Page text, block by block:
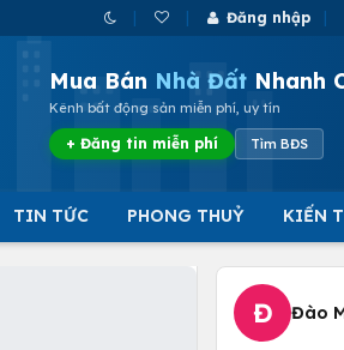
Đăng nhập
Mua Bán Nhà Đất Nhanh
Kênh bất động sản miễn phí, uy tín
+ Đăng tin miễn phí Tìm BĐS
TIN TỨC PHONG THUỶ KIẾN
Đ Đào